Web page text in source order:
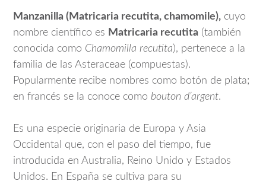
Manzanilla (Matricaria recutita, chamomile), cuyo
nombre científico es Matricaria recutita (también
conocida como Chamomilla recutita), pertenece a la
familia de las Asteraceae (compuestas).
Popularmente recibe nombres como botón de plata;
en francés se la conoce como bouton d’argent.
Es una especie originaria de Europa y Asia
Occidental que, con el paso del tiempo, fue
introducida en Australia, Reino Unido y Estados
Unidos. En España se cultiva para su